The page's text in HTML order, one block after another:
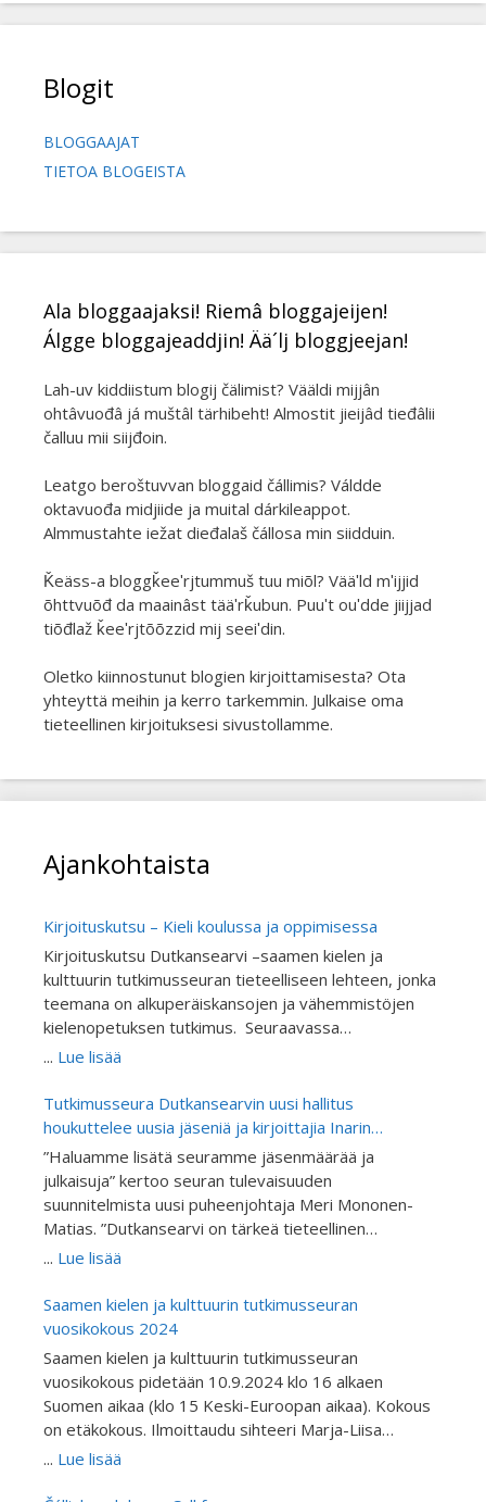
Blogit
BLOGGAAJAT
TIETOA BLOGEISTA
Ala bloggaajaksi! Riemâ bloggajeijen!
Álgge bloggajeaddjin! Ää´lj bloggjeejan!
Lah-uv kiddiistum blogij čälimist? Vääldi mijjân
ohtâvuođâ já muštâl tärhibeht! Almostit jieijâd tieđâlii
čalluu mii siijđoin.
Leatgo beroštuvvan bloggaid čállimis? Váldde
oktavuođa midjiide ja muital dárkileappot.
Almmustahte iežat dieđalaš čállosa min siidduin.
Ǩeäss-a bloggǩeeʹrjtummuš tuu miõl? Vääʹld mʹijjid
õhttvuõđ da maainâst tääʹrǩubun. Puuʹt ouʹdde jiijjad
tiõđlaž ǩeeʹrjtõõzzid mij seeiʹdin.
Oletko kiinnostunut blogien kirjoittamisesta? Ota
yhteyttä meihin ja kerro tarkemmin. Julkaise oma
tieteellinen kirjoituksesi sivustollamme.
Ajankohtaista
Kirjoituskutsu – Kieli koulussa ja oppimisessa
Kirjoituskutsu Dutkansearvi –saamen kielen ja
kulttuurin tutkimusseuran tieteelliseen lehteen, jonka
teemana on alkuperäiskansojen ja vähemmistöjen
kielenopetuksen tutkimus. Seuraavassa
Dutkansearvin tieteellinen aikausilehden
alkuperäiskansojen ja vähemmistöjen koulututkimusta
kieltenopetuksen näkökulmasta. Julkaisu on
vertaisarvioitu. Kutsumme tutkijoita ja asiantuntijoita
kirjoittamaan artikkeleita alkuperäiskansojen ja
vähemmistöjen kieltenopetuksen ja kielitietoisen
opetuksen tutkimuksen teemanumeroon “Giella
skuvllas ja oahppamis” eli “Kieli koulussa ja
oppimisessa”. Teemanumeron toimittavat FT Inker-
Hanna Outakoski ja professori Pigga Keskitalo.
Artikkelit voivat käsitellä: Kielitietoisuutta
Vähemmistökielten opetusta Alkuperäiskansakielten
opetusta Toisen tai vieraan kielen opetusta
Kielenoppimisen tukirakenteet opetuksessa ( engl.
scaffolding) Kieltenopetuksen metodeja
Kieltenopetuksen digitalisaatiota Kielimaisemaa
... Lue lisää
Tutkimusseura Dutkansearvin uusi hallitus
houkuttelee uusia jäseniä ja kirjoittajia Inarin
kirjoitusretriitillä
”Haluamme lisätä seuramme jäsenmäärää ja
julkaisuja” kertoo seuran tulevaisuuden
suunnitelmista uusi puheenjohtaja Meri Mononen-
Matias. ”Dutkansearvi on tärkeä tieteellinen
tietolähde ja Suomen ainoa saameksikin julkaiseva
saamen ja muiden alkuperäiskansojen kielen ja
kulttuurintutkimuksesta tieteellisiä artikkeleja
kirjoittavia tutkijoita tulemaan jäseniksemme,
kirjoittamaan ja ehdottamaan mielenkiintoisia
teemoja tuleviin julkaisuihimme.”
... Lue lisää
Saamen kielen ja kulttuurin tutkimusseuran
vuosikokous 2024
Saamen kielen ja kulttuurin tutkimusseuran
vuosikokous pidetään 10.9.2024 klo 16 alkaen
Suomen aikaa (klo 15 Keski-Euroopan aikaa). Kokous
on etäkokous. Ilmoittaudu sihteeri Marja-Liisa
Olthuisille linkkiä varten.
... Lue lisää